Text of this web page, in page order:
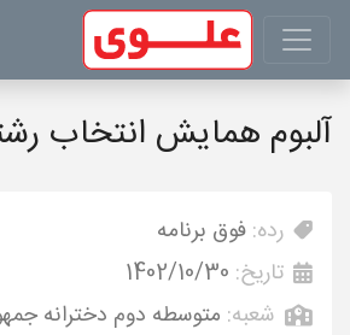
آلبوم همایش انتخاب
رده: فوق برنامه
تاریخ: 1402/10/30
شعبه: متوسطه دوم دخترانه